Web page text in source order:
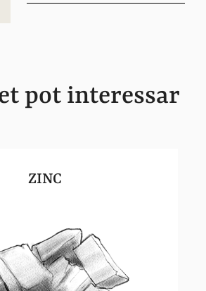
pot interessar
ZINC